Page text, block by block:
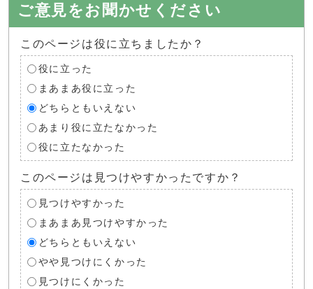
ご意見をお聞かせください
このページは役に立ちましたか？
役に立った
まあまあ役に立った
どちらともいえない
あまり役に立たなかった
役に立たなかった
このページは見つけやすかったですか？
見つけやすかった
まあまあ見つけやすかった
どちらともいえない
やや見つけにくかった
見つけにくかった